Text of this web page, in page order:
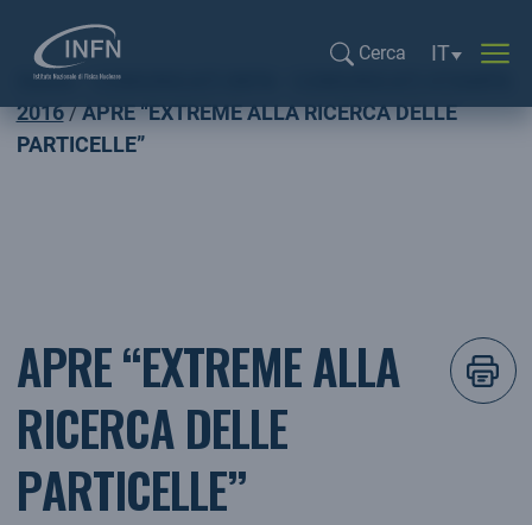
Cerca
Selezione
IT
Home
COMUNICATI INFN
2016
APRE “EXTREME ALLA RICERCA DELLE
PARTICELLE”
APRE “EXTREME ALLA
RICERCA DELLE
PARTICELLE”